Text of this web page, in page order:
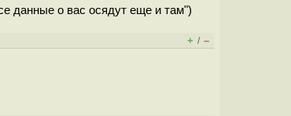
данные о вас осядут еще и там")
+ / –